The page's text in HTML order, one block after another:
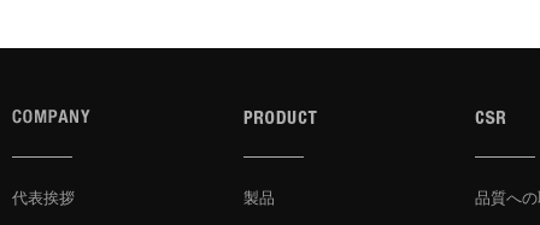
代表挨拶 製品 品質へ